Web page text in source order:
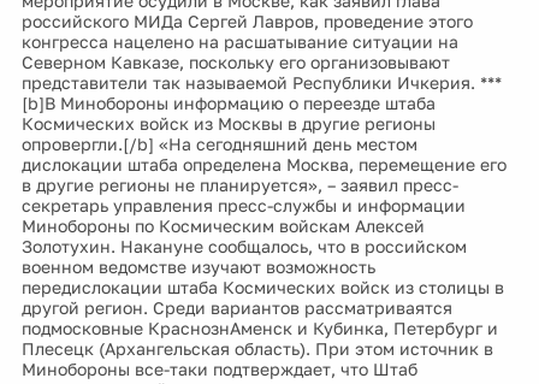
российского МИДа Сергей Лавров, проведение этого
конгресса нацелено на расшатывание ситуации на
Северном Кавказе, поскольку его организовывают
представители так называемой Республики Ичкерия. ***
[b]В Минобороны информацию о переезде штаба
Космических войск из Москвы в другие регионы
опровергли.[/b] «На сегодняшний день местом
дислокации штаба определена Москва, перемещение его
в другие регионы не планируется», – заявил пресс-
секретарь управления пресс-службы и информации
Минобороны по Космическим войскам Алексей
Золотухин. Накануне сообщалось, что в российском
военном ведомстве изучают возможность
передислокации штаба Космических войск из столицы в
другой регион. Среди вариантов рассматриваятся
подмосковные КраснознАменск и Кубинка, Петербург и
Плесецк (Архангельская область). При этом источник в
Минобороны все-таки подтверждает, что Штаб